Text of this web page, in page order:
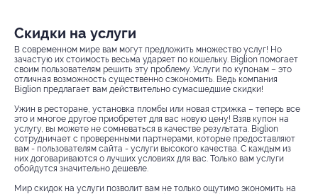
Скидки на услуги
В современном мире вам могут предложить множество услуг! Но
зачастую их стоимость весьма ударяет по кошельку. Biglion помогает
своим пользователям решить эту проблему. Услуги по купонам – это
отличная возможность существенно сэкономить. Ведь компания
Biglion предлагает вам действительно сумасшедшие скидки!
Ужин в ресторане, установка пломбы или новая стрижка – теперь все
это и многое другое приобретет для вас новую цену! Взяв купон на
услугу, вы можете не сомневаться в качестве результата. Biglion
сотрудничает с проверенными партнерами, которые предоставляют
вам - пользователям сайта - услуги высокого качества. С каждым из
них договариваются о лучших условиях для вас. Только вам услуги
обойдутся значительно дешевле.
Мир скидок на услуги позволит вам не только ощутимо экономить на